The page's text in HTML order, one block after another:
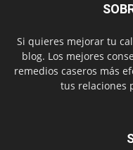
Si quieres mejorar tu
blog. Los mejores
remedios caseros más
tus relaciones